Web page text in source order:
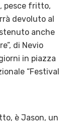
pesce fritto,
devoluto al
anche
di Nevio
in piazza
“Festival
è Jason, un